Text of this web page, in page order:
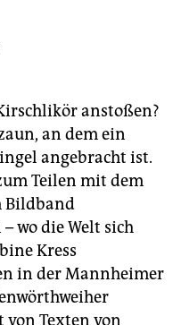
anstoßen?
an dem ein
angebracht ist.
Teilen mit dem
Bildband
wo die Welt sich
Kress
in der Mannheimer
Texten von